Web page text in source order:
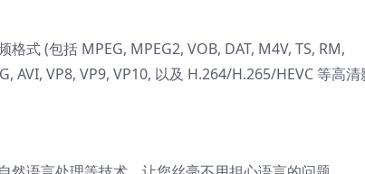
式 (包括 MPEG, MPEG2, VOB, DAT, M4V, TS, RM,
AVI, VP8, VP9, VP10, 以及 H.264/H.265/HEVC 等高清